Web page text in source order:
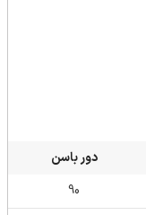
دور باسن
90